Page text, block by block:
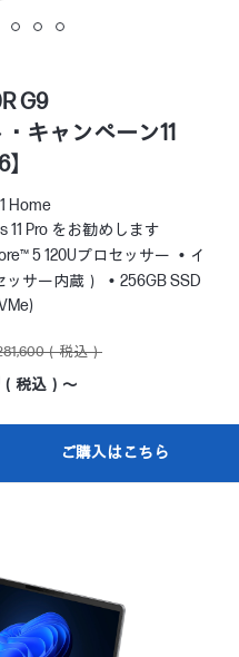
G9
キャンペーン11
Home
11 Pro をお勧めします
5 120Uプロセッサー
イ
サー内蔵）
256GB SSD
（税込）
（税込）～
ご購入はこちら